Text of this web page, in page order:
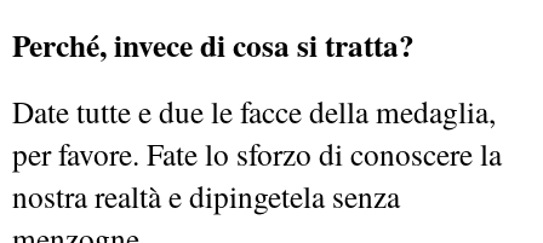
Perché, invece di cosa si tratta?
Date tutte e due le facce della medaglia,
per favore. Fate lo sforzo di conoscere la
nostra realtà e dipingetela senza